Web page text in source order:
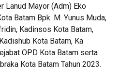
Lanud Mayor (Adm) Eko
Batam Bpk. M. Yunus Muda,
Kadinsos Kota Batam,
Kota Batam, Ka
OPD Kota Batam serta
Kota Batam Tahun 2023.